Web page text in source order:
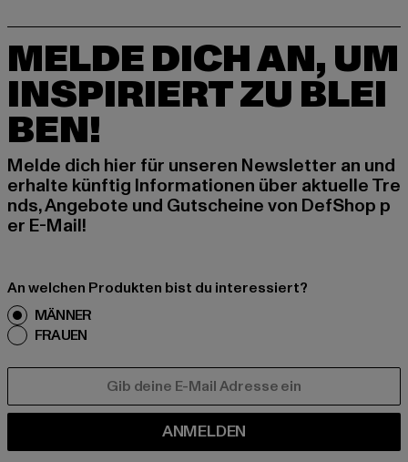
MELDE DICH AN, UM
INSPIRIERT ZU BLEI
BEN!
Melde dich hier für unseren Newsletter an und
erhalte künftig Informationen über aktuelle Tre
nds, Angebote und Gutscheine von DefShop p
er E-Mail!
An welchen Produkten bist du interessiert?
MÄNNER
FRAUEN
ANMELDEN